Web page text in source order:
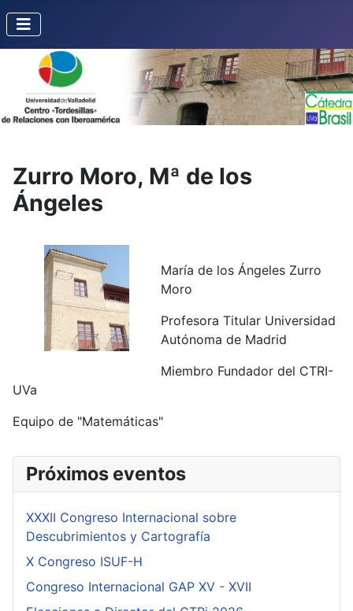
Zurro Moro, Mª de los
Ángeles
María de los Ángeles Zurro
Moro
Profesora Titular Universidad
Autónoma de Madrid
Miembro Fundador del CTRI-
UVa
Equipo de "Matemáticas"
Próximos eventos
XXXII Congreso Internacional sobre
Descubrimientos y Cartografía
X Congreso ISUF-H
Congreso Internacional GAP XV - XVII